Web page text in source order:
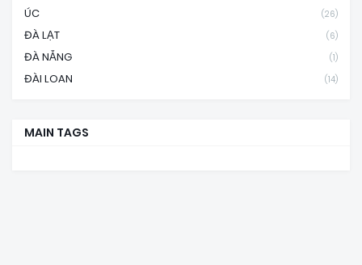
ÚC (26)
ĐÀ LẠT (6)
ĐÀ NẴNG (1)
ĐÀI LOAN (14)
MAIN TAGS